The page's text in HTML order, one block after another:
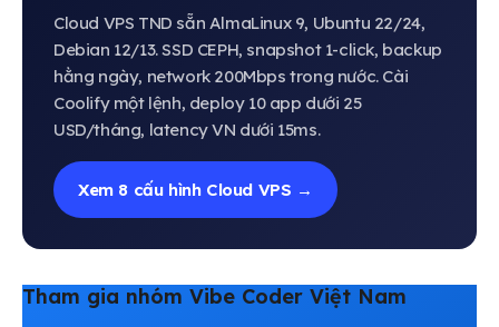
Cloud VPS TND sẵn AlmaLinux 9, Ubuntu 22/24,
Debian 12/13. SSD CEPH, snapshot 1-click, backup
hằng ngày, network 200Mbps trong nước. Cài
Coolify một lệnh, deploy 10 app dưới 25
USD/tháng, latency VN dưới 15ms.
Xem 8 cấu hình Cloud VPS →
Tham gia nhóm Vibe Coder Việt Nam